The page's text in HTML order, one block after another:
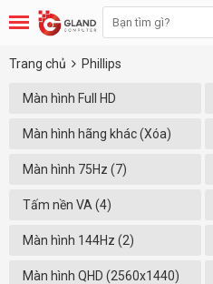
Trang chủ Phillips
Màn hình Full HD
(1920x1080) (12)
Màn hình hãng khác (Xóa)
Màn hình 75Hz (7)
Tấm nền VA (4)
Màn hình 144Hz (2)
Màn hình QHD (2560x1440)